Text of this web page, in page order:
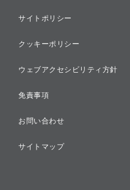
サイトポリシー
クッキーポリシー
ウェブアクセシビリティ方針
免責事項
お問い合わせ
サイトマップ